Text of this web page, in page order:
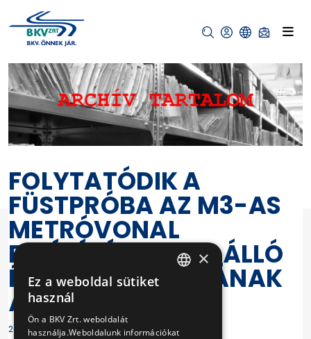
FOLYTATÓDIK A
FÜSTPRÓBA AZ M3-AS
METRÓVONAL
FELÚJÍTÁS ALATT ÁLLÓ
ÉSZAKI SZAKASZÁNAK
ÁLLOMÁSAIN
2019-01-25 14:13:01
×
Ez a weboldal sütiket
használ
Ön a BKV Zrt. weboldalát
használja.Weboldalunk információkat